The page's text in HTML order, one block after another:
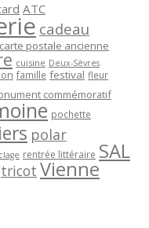
ATC
cadeau
carte postale ancienne
cuisine Deux-Sèvres
famille festival fleur
commémoratif
pochette
polar
rentrée littéraire SAL
tricot Vienne